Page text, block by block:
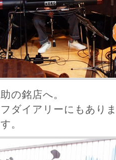
の銘店へ。
ダイアリーにもあり
。